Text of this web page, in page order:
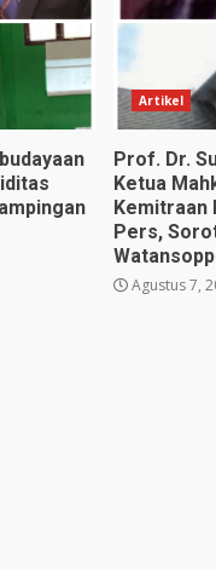
Artikel
Prof. Dr.
Ketua
Kemitraan
Pers,
Agustus 7,